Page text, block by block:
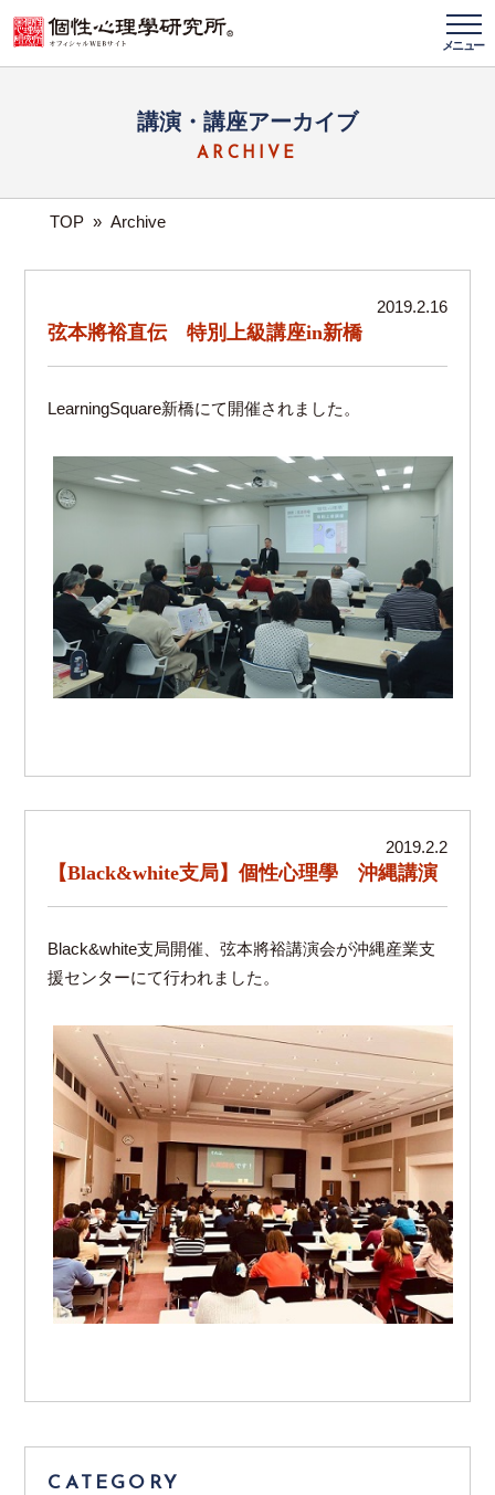
メニュー
講演・講座アーカイブ
ARCHIVE
TOP » Archive
2019.2.16
弦本將裕直伝 特別上級講座in新橋
LearningSquare新橋にて開催されました。
2019.2.2
【Black&white支局】個性心理學 沖縄講演
Black&white支局開催、弦本將裕講演会が沖縄産業支
援センターにて行われました。
CATEGORY